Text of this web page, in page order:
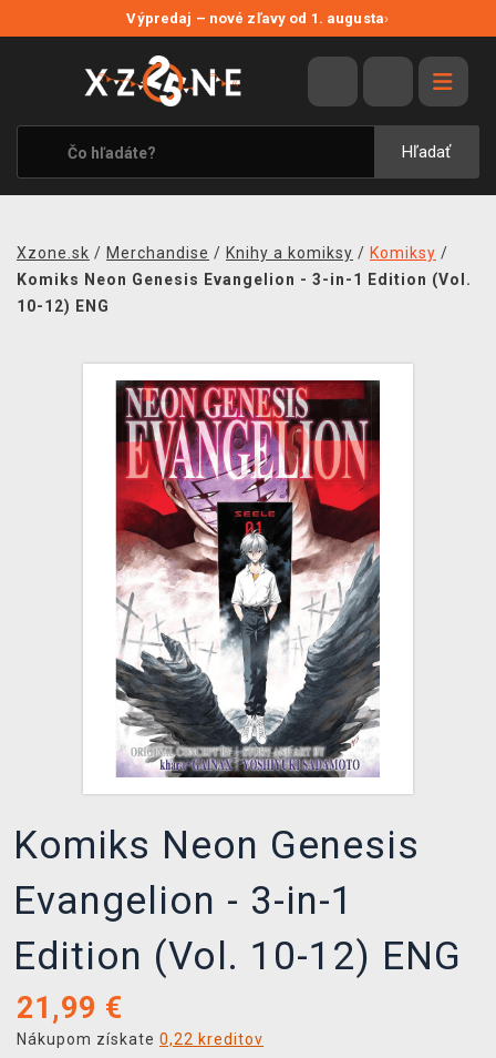
Výpredaj – nové zľavy od 1. augusta›
Hľadať
VÝPREDAJ
VIDEOHRY
XZONE ORIGINALS
TEMATIKY
MERCHANDISE
XZONE KLUB
Xzone.sk / Merchandise / Knihy a komiksy / Komiksy /
Komiks Neon Genesis Evangelion - 3-in-1 Edition (Vol.
10-12) ENG
Komiks Neon Genesis
Evangelion - 3-in-1
Edition (Vol. 10-12) ENG
21,99 €
Nákupom získate 0,22 kreditov